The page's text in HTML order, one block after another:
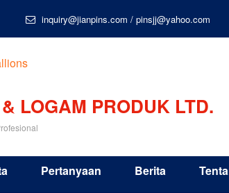
inquiry@jianpins.com / pinsjj@yahoo.com
LOGAM PRODUK LTD.
Pertanyaan Berita